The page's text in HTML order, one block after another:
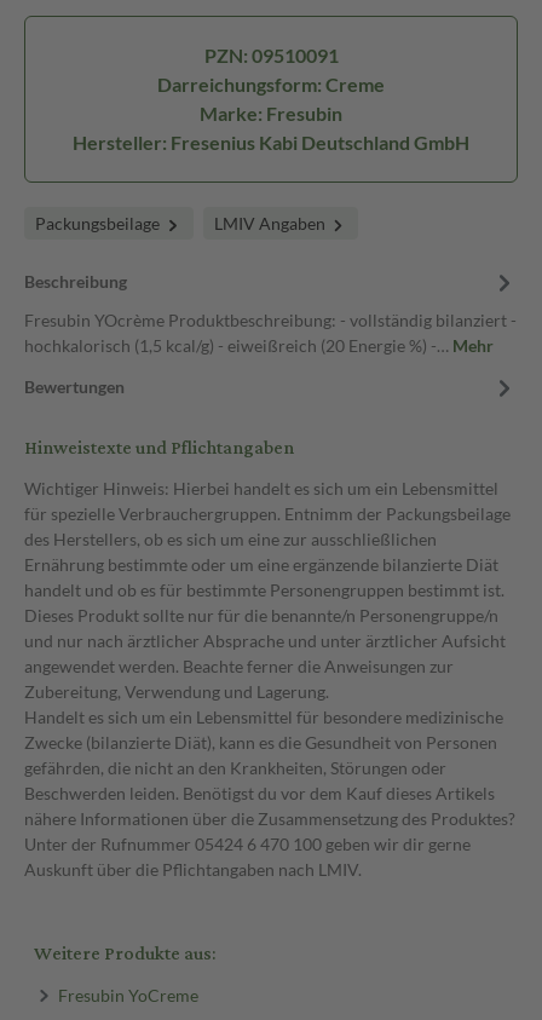
PZN: 09510091
Darreichungsform: Creme
Marke: Fresubin
Hersteller: Fresenius Kabi Deutschland GmbH
Packungsbeilage LMIV Angaben
Beschreibung
Fresubin YOcrème Produktbeschreibung: - vollständig bilanziert -
hochkalorisch (1,5 kcal/g) - eiweißreich (20 Energie %) -… Mehr
Bewertungen
Hinweistexte und Pflichtangaben
Wichtiger Hinweis: Hierbei handelt es sich um ein Lebensmittel
für spezielle Verbrauchergruppen. Entnimm der Packungsbeilage
des Herstellers, ob es sich um eine zur ausschließlichen
Ernährung bestimmte oder um eine ergänzende bilanzierte Diät
handelt und ob es für bestimmte Personengruppen bestimmt ist.
Dieses Produkt sollte nur für die benannte/n Personengruppe/n
und nur nach ärztlicher Absprache und unter ärztlicher Aufsicht
angewendet werden. Beachte ferner die Anweisungen zur
Zubereitung, Verwendung und Lagerung.
Handelt es sich um ein Lebensmittel für besondere medizinische
Zwecke (bilanzierte Diät), kann es die Gesundheit von Personen
gefährden, die nicht an den Krankheiten, Störungen oder
Beschwerden leiden. Benötigst du vor dem Kauf dieses Artikels
nähere Informationen über die Zusammensetzung des Produktes?
Unter der Rufnummer 05424 6 470 100 geben wir dir gerne
Auskunft über die Pflichtangaben nach LMIV.
Weitere Produkte aus:
Fresubin YoCreme